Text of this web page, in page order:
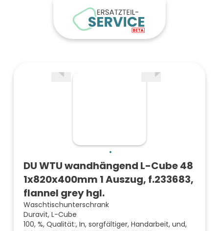
DU WTU wandhängend L-Cube 48
1x820x400mm 1 Auszug, f.233683,
flannel grey hgl.
Waschtischunterschrank
Duravit, L-Cube
100, %, Qualität:, In, sorgfältiger, Handarbeit, und,